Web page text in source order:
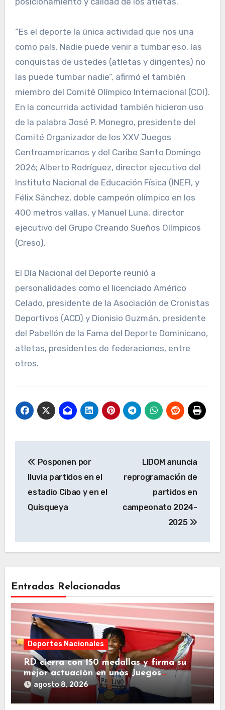
“Es el deporte la única actividad que nos una
como país. Nadie puede venir a tumbar eso, las
conquistas de ustedes (atletas y dirigentes) no
las puede tumbar nadie”, afirmó el también
miembro del Comité Olímpico Internacional (COI).
En la concurrida actividad también hicieron uso
de la palabra José P. Monegro, presidente del
Comité Organizador de los XXV Juegos
Centroamericanos y del Caribe Santo Domingo
2026; Alberto Rodríguez, director ejecutivo del
Instituto Nacional de Educación Física (INEFI, y
Félix Sánchez, doble campeón olímpico en los
400 metros vallas, y Manuel Luna, director
ejecutivo del Grupo Creando Sueños Olímpicos
(Creso).
El Día Nacional del Deporte reunió a
personalidades como el licenciado Américo
Celado, presidente de la Asociación de Cronistas
Deportivos (ACD) y Dionisio Guzmán, presidente
del Pabellón de la Fama del Deporte Dominicano,
atletas, presidentes de federaciones, entre
otros.
de
entradas
Posponen por
lluvia partidos en el
estadio Cibao y en el
Quisqueya
LIDOM anuncia
reprogramación de
partidos en
campeonato 2024-
2025
Entradas Relacionadas
Deportes Nacionales
RD cierra con 150 medallas y firma su
mejor actuación en unos Juegos
Centroamericanos
agosto 8, 2026